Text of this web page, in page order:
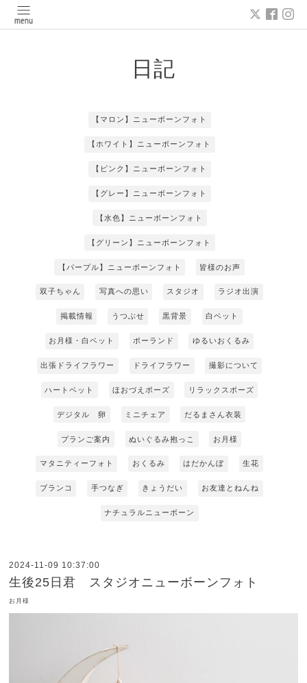
日記
【マロン】ニューボーンフォト
【ホワイト】ニューボーンフォト
【ピンク】ニューボーンフォト
【グレー】ニューボーンフォト
【水色】ニューボーンフォト
【グリーン】ニューボーンフォト
【パープル】ニューボーンフォト 皆様のお声
双子ちゃん 写真への思い スタジオ ラジオ出演
掲載情報 うつぶせ 黒背景 白ベット
お月様・白ベット ポーランド ゆるいおくるみ
出張ドライフラワー ドライフラワー 撮影について
ハートベット ほおづえポーズ リラックスポーズ
デジタル 卵 ミニチェア だるまさん衣装
プランご案内 ぬいぐるみ抱っこ お月様
マタニティーフォト おくるみ はだかんぼ 生花
ブランコ 手つなぎ きょうだい お友達とねんね
ナチュラルニューボーン
2024-11-09 10:37:00
生後25日君 スタジオニューボーンフォト
お月様